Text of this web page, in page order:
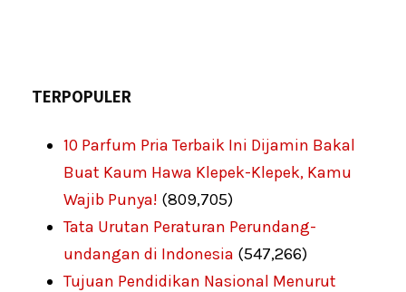
TERPOPULER
10 Parfum Pria Terbaik Ini Dijamin Bakal
Buat Kaum Hawa Klepek-Klepek, Kamu
Wajib Punya! (809,705)
Tata Urutan Peraturan Perundang-
undangan di Indonesia (547,266)
Tujuan Pendidikan Nasional Menurut